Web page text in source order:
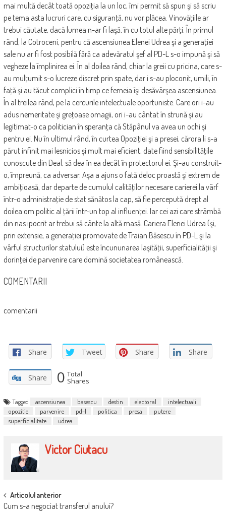
mai multă decât toată opoziţia la un loc, îmi permit să spun şi să scriu
pe tema asta lucruri care, cu siguranţă, nu vor plăcea. Vinovăţiile ar
trebui căutate, dacă lumea n-ar fi laşă, în cu totul alte părţi. În primul
rând, la Cotroceni, pentru că ascensiunea Elenei Udrea şi a generaţiei
sale nu ar fi fost posibilă fără ca adevăratul şef al PD-L s-o impună şi să
vegheze la împlinirea ei. În al doilea rând, chiar la greii cu pricina, care s-
au mulţumit s-o lucreze discret prin spate, dar i s-au ploconit, umili, în
faţă şi au tăcut complici în timp ce femeia îşi desăvârşea ascensiunea.
În al treilea rând, pe la cercurile intelectuale oportuniste. Care ori i-au
adus nemeritate şi greţoase omagii, ori i-au cântat în strună şi au
legitimat-o ca politician în speranţa că Stăpânul va avea un ochi şi
pentru ei. Nu în ultimul rând, în curtea Opoziţiei şi a presei, cărora li s-a
părut infinit mai lesnicios şi mult mai eficient, date fiind sensibilităţile
cunoscute din Deal, să dea în ea decât în protectorul ei. Şi-au construit-
o, împreună, ca adversar. Aşa a ajuns o fată deloc proastă şi extrem de
ambiţioasă, dar departe de cumulul calităţilor necesare carierei la vârf
într-o administraţie de stat sănătos la cap, să fie percepută drept al
doilea om politic al ţării într-un top al influenţei. Iar cei azi care strâmbă
din nas ipocrit ar trebui să cânte la altă masă. Cariera Elenei Udrea (şi,
prin extensie, a generaţiei promovate de Traian Băsescu în PD-L şi la
vârful structurilor statului) este încununarea laşităţii, superficialităţii şi
dorinţei de parvenire care domină societatea românească.
COMENTARII
comentarii
Share Tweet Share Share
Share 0 Total
Shares
Tagged ascensiunea basescu destin electoral
intelectuali
opozitie
parvenire pd-l politica presa
putere
superficialitate
udrea
Victor Ciutacu
POST
NAVIGATION
Articolul anterior
Cum s-a negociat transferul anului?